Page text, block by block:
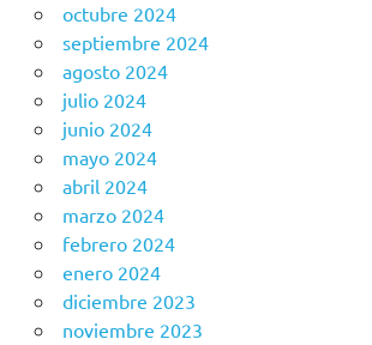
octubre 2024
septiembre 2024
agosto 2024
julio 2024
junio 2024
mayo 2024
abril 2024
marzo 2024
febrero 2024
enero 2024
diciembre 2023
noviembre 2023